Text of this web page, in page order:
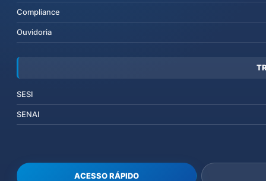
Compliance
Ouvidoria
SESI
SENAI
ACESSO RÁPIDO